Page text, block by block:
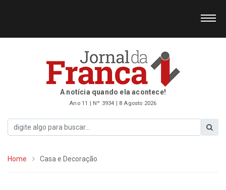
A notícia quando ela acontece!
Ano 11 | Nº 3934 | 8 Agosto 2026
Home Casa e Decoração